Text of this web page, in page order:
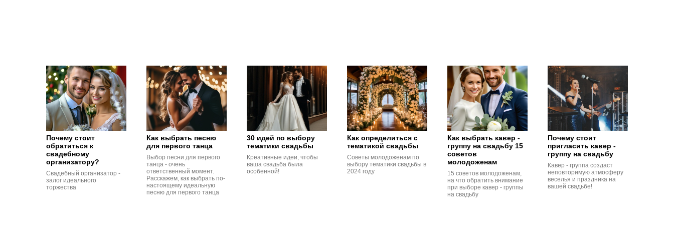
Почему стоит
обратиться к
свадебному
организатору?
Свадебный организатор -
залог идеального
торжества
Как выбрать песню
для первого танца
Выбор песни для первого
танца - очень
ответственный момент.
Расскажем, как выбрать по-
настоящему идеальную
песню для первого танца
30 идей по выбору
тематики свадьбы
Креативные идеи, чтобы
ваша свадьба была
особенной!
Как определиться с
тематикой свадьбы
Советы молодоженам по
выбору тематики свадьбы в
2024 году
Как выбрать кавер -
группу на свадьбу 15
советов
молодоженам
15 советов молодоженам,
на что обратить внимание
при выборе кавер - группы
на свадьбу
Почему стоит
пригласить кавер -
группу на свадьбу
Кавер - группа создаст
неповторимую атмосферу
веселья и праздника на
вашей свадьбе!